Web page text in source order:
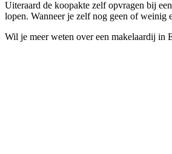
Uiteraard de koopakte zelf opvragen bij
lopen. Wanneer je zelf nog geen of weinig
Wil je meer weten over een makelaardij in